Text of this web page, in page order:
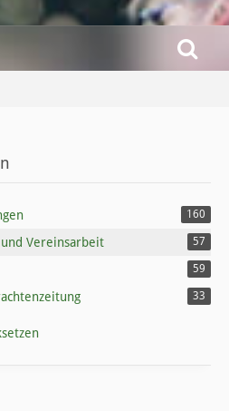
160
Vereinsarbeit 57
59
33